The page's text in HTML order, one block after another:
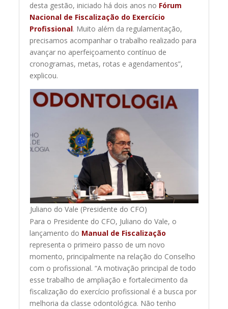
desta gestão, iniciado há dois anos no Fórum
Nacional de Fiscalização do Exercício
Profissional. Muito além da regulamentação,
precisamos acompanhar o trabalho realizado para
avançar no aperfeiçoamento contínuo de
cronogramas, metas, rotas e agendamentos”,
explicou.
Juliano do Vale (Presidente do CFO)
Para o Presidente do CFO, Juliano do Vale, o
lançamento do Manual de Fiscalização
representa o primeiro passo de um novo
momento, principalmente na relação do Conselho
com o profissional. “A motivação principal de todo
esse trabalho de ampliação e fortalecimento da
fiscalização do exercício profissional é a busca por
melhoria da classe odontológica. Não tenho